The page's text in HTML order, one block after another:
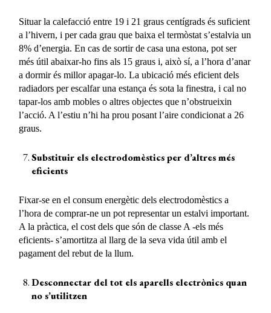
Situar la calefacció entre 19 i 21 graus centígrads és suficient
a l’hivern, i per cada grau que baixa el termòstat s’estalvia un
8% d’energia. En cas de sortir de casa una estona, pot ser
més útil abaixar-ho fins als 15 graus i, això sí, a l’hora d’anar
a dormir és millor apagar-lo. La ubicació més eficient dels
radiadors per escalfar una estança és sota la finestra, i cal no
tapar-los amb mobles o altres objectes que n’obstrueixin
l’acció. A l’estiu n’hi ha prou posant l’aire condicionat a 26
graus.
Substituir els electrodomèstics per d’altres més
eficients
Fixar-se en el consum energètic dels electrodomèstics a
l’hora de comprar-ne un pot representar un estalvi important.
A la pràctica, el cost dels que són de classe A -els més
eficients- s’amortitza al llarg de la seva vida útil amb el
pagament del rebut de la llum.
Desconnectar del tot els aparells electrònics quan
no s’utilitzen